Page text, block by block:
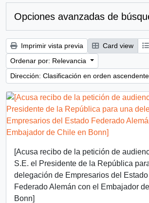
Opciones avanzadas de
Imprimir vista previa Card view
Ordenar por: Relevancia
Dirección: Clasificación en orden ascendente
[Acusa recibo de la petición de
S.E. el Presidente de la República
delegación de Empresarios del Estado
Federado Alemán con el Embajador
Bonn]